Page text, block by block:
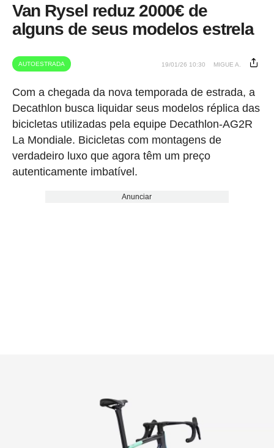
Van Rysel reduz 2000€ de
alguns de seus modelos estrela
AUTOESTRADA 19/01/26 10:30 MIGUE A.
Com a chegada da nova temporada de estrada, a
Decathlon busca liquidar seus modelos réplica das
bicicletas utilizadas pela equipe Decathlon-AG2R
La Mondiale. Bicicletas com montagens de
verdadeiro luxo que agora têm um preço
autenticamente imbatível.
Anunciar